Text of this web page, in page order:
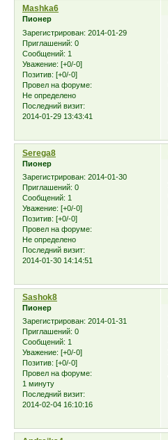
Mashka6
Пионер
Зарегистрирован: 2014-01-29
Приглашений: 0
Сообщений: 1
Уважение: [+0/-0]
Позитив: [+0/-0]
Провел на форуме:
Не определено
Последний визит:
2014-01-29 13:43:41
Serega8
Пионер
Зарегистрирован: 2014-01-30
Приглашений: 0
Сообщений: 1
Уважение: [+0/-0]
Позитив: [+0/-0]
Провел на форуме:
Не определено
Последний визит:
2014-01-30 14:14:51
Sashok8
Пионер
Зарегистрирован: 2014-01-31
Приглашений: 0
Сообщений: 1
Уважение: [+0/-0]
Позитив: [+0/-0]
Провел на форуме:
1 минуту
Последний визит:
2014-02-04 16:10:16